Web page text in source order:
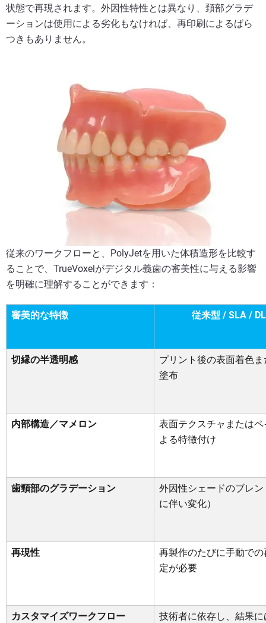
状態で再現されます。外因性特性とは異なり、頚部グラデ
ーションは使用による劣化もなければ、再印刷によるばら
つきもありません。
従来のワークフローと、PolyJetを用いた体積造形を比較す
ることで、TrueVoxelがデジタル義歯の審美性に与える影響
を明確に理解することができます：
審美的な特徴 従来型 / SLA /
切縁の半透明感
プリント後の表面着色
塗布
内部構造／マメロン
表面テクスチャまたは
よる特徴付け
歯頸部のグラデーション
外因性シェードのブレ
に伴い変化）
再現性
再製作のたびに手動で
定が必要
カスタマイズワークフロー
技術者に依存し、結果